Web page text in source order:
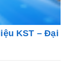
KST – Đại